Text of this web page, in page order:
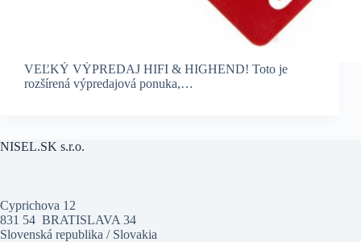
VEĽKÝ VÝPREDAJ HIFI & HIGHEND! Toto je
rozšírená výpredajová ponuka,…
NISEL.SK s.r.o.
Cyprichova 12
831 54 BRATISLAVA 34
Slovenská republika / Slovakia